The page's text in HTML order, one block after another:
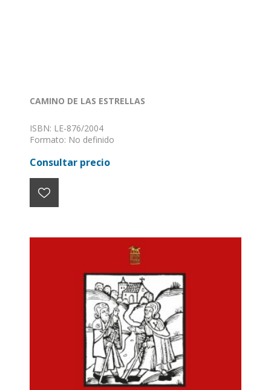
CAMINO DE LAS ESTRELLAS
ISBN: LE-876/2004
Formato: No definido
Consultar precio